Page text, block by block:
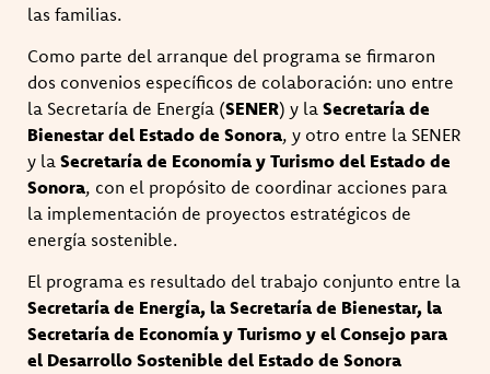
las familias.
Como parte del arranque del programa se firmaron
dos convenios específicos de colaboración: uno entre
la Secretaría de Energía (SENER) y la Secretaría de
Bienestar del Estado de Sonora, y otro entre la SENER
y la Secretaría de Economía y Turismo del Estado de
Sonora, con el propósito de coordinar acciones para
la implementación de proyectos estratégicos de
energía sostenible.
El programa es resultado del trabajo conjunto entre la
Secretaría de Energía, la Secretaría de Bienestar, la
Secretaría de Economía y Turismo y el Consejo para
el Desarrollo Sostenible del Estado de Sonora